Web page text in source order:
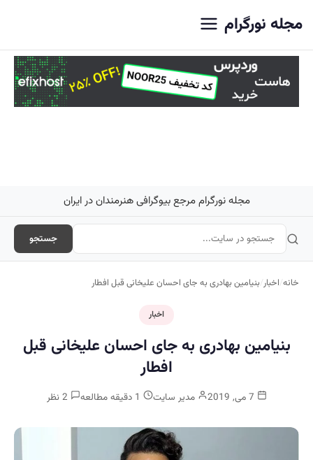
مجله نورگرام
مجله نورگرام مرجع بیوگرافی هنرمندان در ایران
جستجو
خانه/اخبار/بنیامین بهادری به جای احسان علیخانی قبل افطار
اخبار
بنیامین بهادری به جای احسان علیخانی قبل
افطار
مدیر سایت